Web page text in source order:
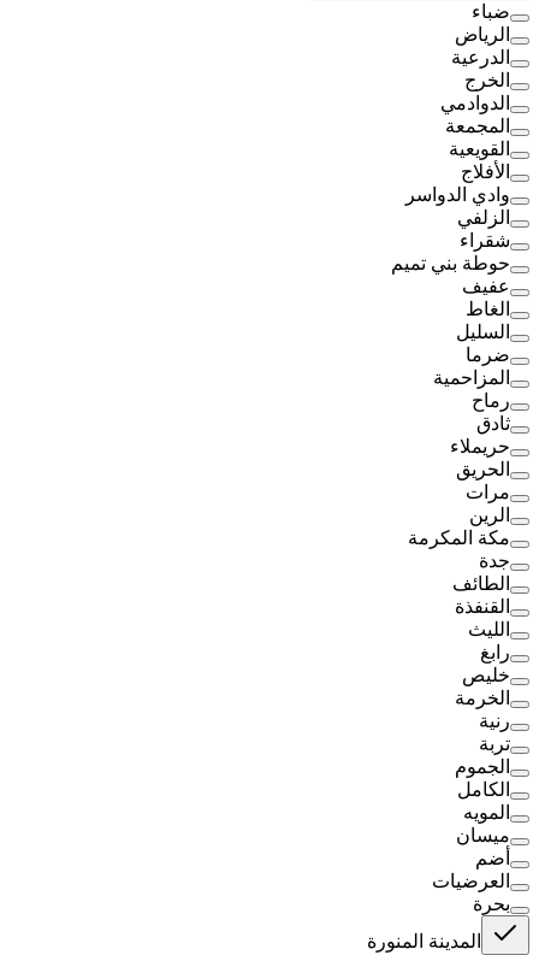
ضباء
الرياض
الدرعية
الخرج
الدوادمي
المجمعة
القويعية
الأفلاج
وادي الدواسر
الزلفي
شقراء
حوطة بني تميم
عفيف
الغاط
السليل
ضرما
المزاحمية
رماح
ثادق
حريملاء
الحريق
مرات
الرين
مكة المكرمة
جدة
الطائف
القنفذة
الليث
رابغ
خليص
الخرمة
رنية
تربة
الجموم
الكامل
المويه
ميسان
أضم
العرضيات
بحرة
المدينة المنورة